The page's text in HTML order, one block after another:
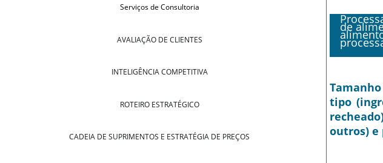
Serviços de Consultoria
AVALIAÇÃO DE CLIENTES
INTELIGÊNCIA COMPETITIVA
ROTEIRO ESTRATÉGICO
CADEIA DE SUPRIMENTOS E ESTRATÉGIA DE PREÇOS
de
tipo
outros) e